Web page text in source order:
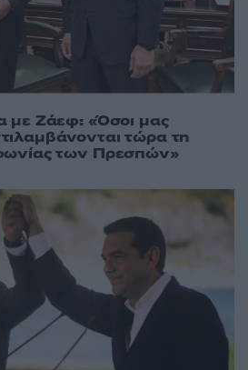
με Ζάεφ: «Όσοι μας
τώρα τη
των Πρεσπών»